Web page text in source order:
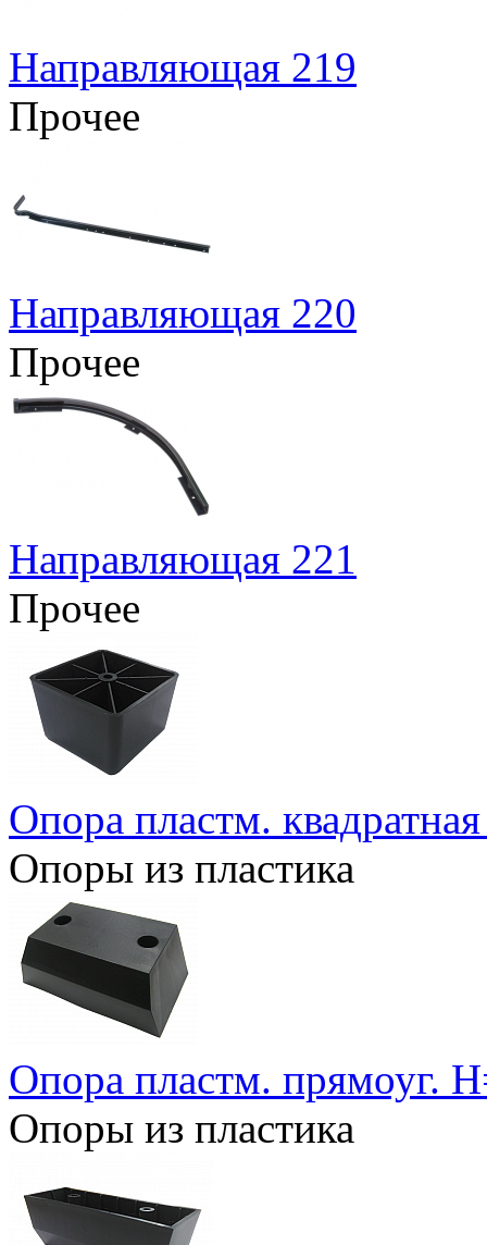
Направляющая 219
Прочее
Направляющая 220
Прочее
Направляющая 221
Прочее
Опора пластм.
Опоры из пластика
Опора пластм. прямоуг.
Опоры из пластика